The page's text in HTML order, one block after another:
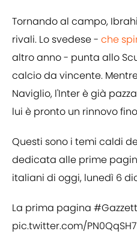
Tornando al campo,
rivali. Lo svedese - che
altro anno - punta allo
calcio da vincente.
Naviglio, l'Inter è già
lui è pronto un rinnovo
Questi sono i temi caldi
dedicata alle prime
italiani di oggi, lunedì 6
La prima pagina
pic.twitter.com/